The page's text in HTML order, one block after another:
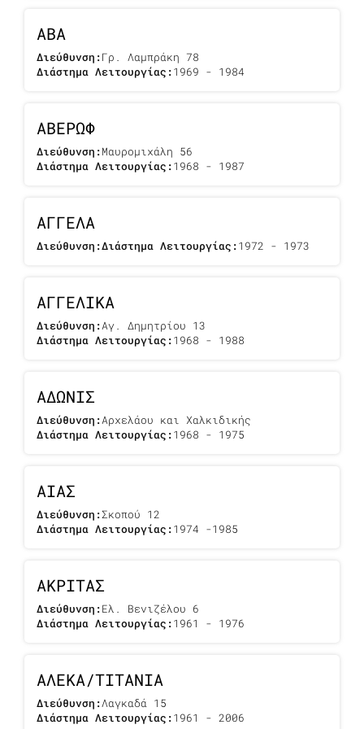
ΑΒΑ
Διεύθυνση:Γρ. Λαμπράκη 78
Διάστημα Λειτουργίας:1969 - 1984
ΑΒΕΡΩΦ
Διεύθυνση:Μαυρομιχάλη 56
Διάστημα Λειτουργίας:1968 - 1987
ΑΓΓΕΛΑ
Διεύθυνση:Διάστημα Λειτουργίας:1972 - 1973
ΑΓΓΕΛΙΚΑ
Διεύθυνση:Αγ. Δημητρίου 13
Διάστημα Λειτουργίας:1968 - 1988
ΑΔΩΝΙΣ
Διεύθυνση:Αρχελάου και Χαλκιδικής
Διάστημα Λειτουργίας:1968 - 1975
ΑΙΑΣ
Διεύθυνση:Σκοπού 12
Διάστημα Λειτουργίας:1974 -1985
ΑΚΡΙΤΑΣ
Διεύθυνση:Ελ. Βενιζέλου 6
Διάστημα Λειτουργίας:1961 - 1976
ΑΛΕΚΑ/ΤΙΤΑΝΙΑ
Διεύθυνση:Λαγκαδά 15
Διάστημα Λειτουργίας:1961 - 2006